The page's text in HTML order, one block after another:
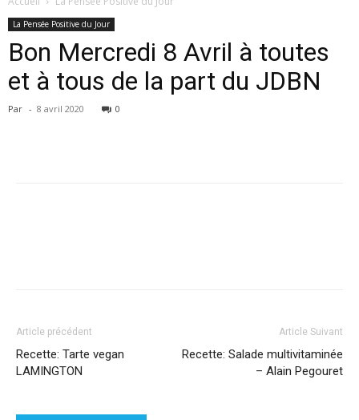
La Pensée Positive du Jour
Bon Mercredi 8 Avril à toutes
et à tous de la part du JDBN
Par - 8 avril 2020 0
Article précédent
Recette: Tarte vegan
LAMINGTON
Article Suivant
Recette: Salade multivitaminée
– Alain Pegouret